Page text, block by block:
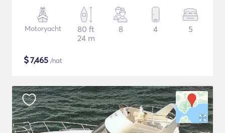
Motoryacht
80 ft
24 m
8 4 5
$7,465 /nat